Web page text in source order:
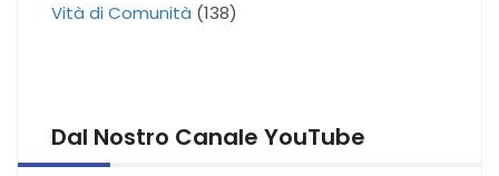
Vità di Comunità (138)
Dal Nostro Canale YouTube